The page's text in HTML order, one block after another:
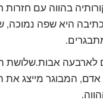
בהווה עם חזרות
היא שפה נמוכה,
לארבעה אבות.שלושת
אדם, המבוגר מייצג את